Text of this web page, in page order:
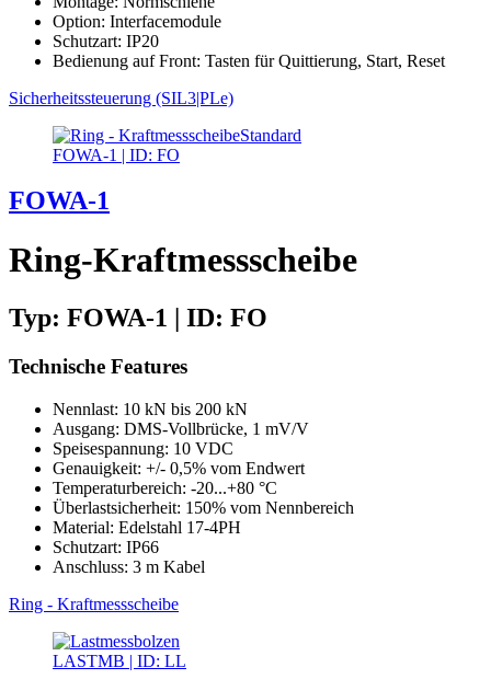
Option: Interfacemodule
Schutzart: IP20
Bedienung auf Front: Tasten für Quittierung, Start, Reset
Sicherheitssteuerung (SIL3|PLe)
FOWA-1 | ID: FO
FOWA-1
Ring-Kraftmessscheibe
Typ: FOWA-1 | ID: FO
Technische Features
Nennlast: 10 kN bis 200 kN
Ausgang: DMS-Vollbrücke, 1 mV/V
Speisespannung: 10 VDC
Genauigkeit: +/- 0,5% vom Endwert
Temperaturbereich: -20...+80 °C
Überlastsicherheit: 150% vom Nennbereich
Material: Edelstahl 17-4PH
Schutzart: IP66
Anschluss: 3 m Kabel
Ring - Kraftmessscheibe
LASTMB | ID: LL